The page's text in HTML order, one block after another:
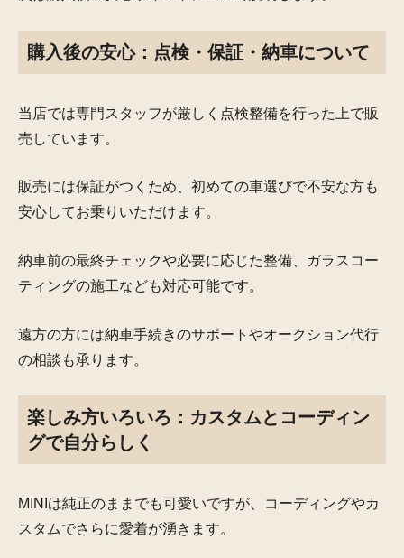
購入後の安心：点検・保証・納車について
当店では専門スタッフが厳しく点検整備を行った上で販
売しています。
販売には保証がつくため、初めての車選びで不安な方も
安心してお乗りいただけます。
納車前の最終チェックや必要に応じた整備、ガラスコー
ティングの施工なども対応可能です。
遠方の方には納車手続きのサポートやオークション代行
の相談も承ります。
楽しみ方いろいろ：カスタムとコーディン
グで自分らしく
MINIは純正のままでも可愛いですが、コーディングやカ
スタムでさらに愛着が湧きます。